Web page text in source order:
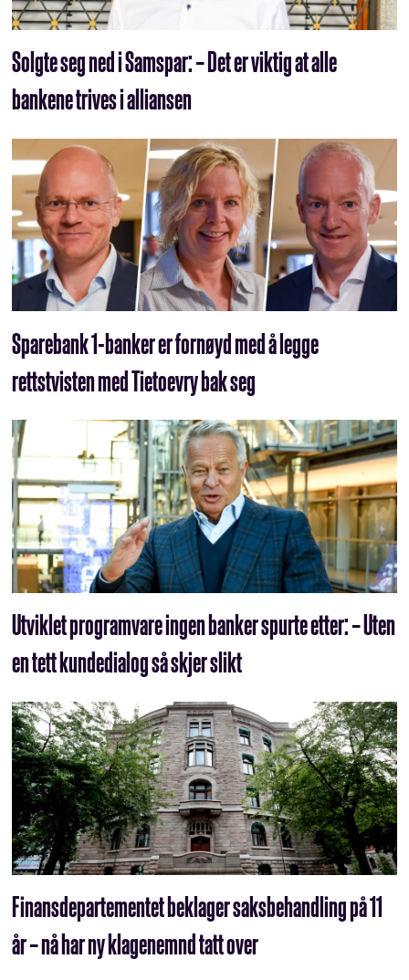
Solgte seg ned i Samspar: – Det er viktig at alle
bankene trives i alliansen
Sparebank 1-banker er fornøyd med å legge
rettstvisten med Tietoevry bak seg
Utviklet programvare ingen banker spurte etter: – Uten
en tett kundedialog så skjer slikt
Finansdepartementet beklager saksbehandling på 11
år – nå har ny klagenemnd tatt over